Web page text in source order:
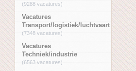
(9288 vacatures)
Vacatures
Transport/logistiek/luchtvaart
(7348 vacatures)
Vacatures
Techniek/industrie
(6563 vacatures)